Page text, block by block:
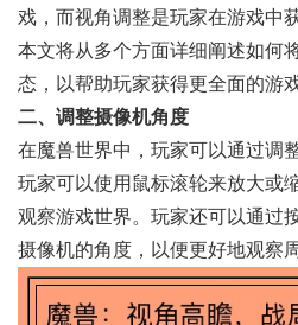
戏，而视角调整是玩家在游戏中
本文将从多个方面详细阐述如何
态，以帮助玩家获得更全面的游
二、调整摄像机角度
在魔兽世界中，玩家可以通过调
玩家可以使用鼠标滚轮来放大或
观察游戏世界。玩家还可以通过
摄像机的角度，以便更好地观察